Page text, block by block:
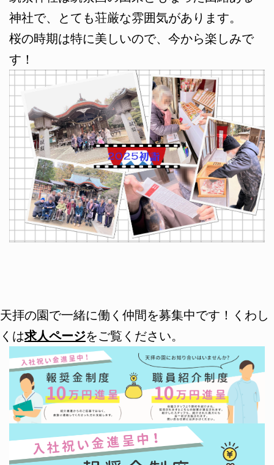
神社で、とても荘厳な雰囲気があります。
桜の時期は特に美しいので、今から楽しみで
す！
天拝の園で一緒に働く仲間を募集中です！くわし
くは求人ページをご覧ください。